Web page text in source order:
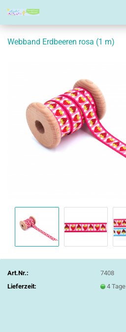
Webband Erdbeeren rosa (1 m)
Art.Nr.:
7408
Lieferzeit:
4 Tage